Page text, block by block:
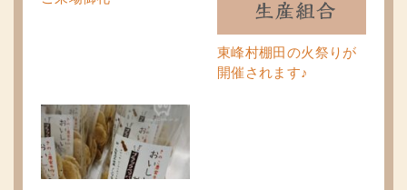
東峰村棚田の火祭りが
開催されます♪